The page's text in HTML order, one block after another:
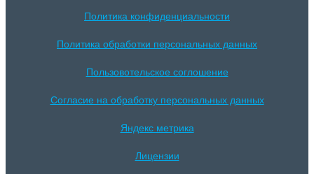
Политика конфиденциальности
Политика обработки персональных данных
Пользовотельское соглошение
Согласие на обработку персональных данных
Яндекс метрика
Лицензии